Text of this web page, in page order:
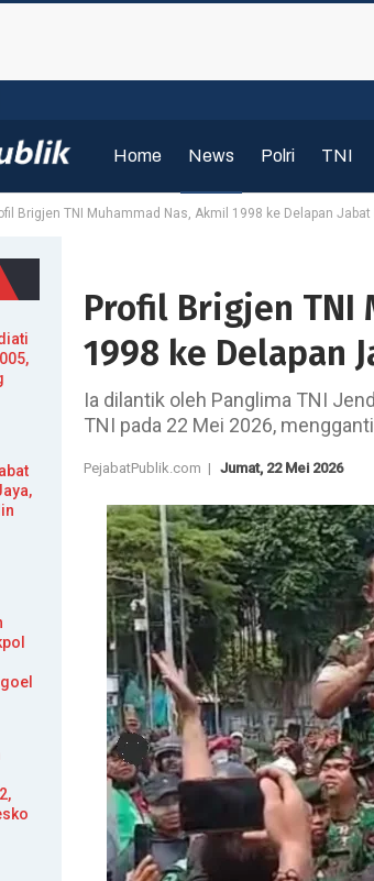
Home News Polri TNI
Brigjen TNI Muhammad Nas, Akmil 1998 ke Delapan
Profil Brigjen TNI
1998 ke Delapan
Ia dilantik oleh Panglima TNI
TNI pada 22 Mei 2026,
PejabatPublik.com | Jumat, 22 Mei 2026